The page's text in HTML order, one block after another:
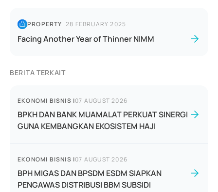
PROPERTY|28 FEBRUARY 2025
Facing Another Year of Thinner NIMM
BERITA TERKAIT
EKONOMI BISNIS |07 AUGUST 2026
BPKH DAN BANK MUAMALAT PERKUAT SINERGI
GUNA KEMBANGKAN EKOSISTEM HAJI
EKONOMI BISNIS |07 AUGUST 2026
BPH MIGAS DAN BPSDM ESDM SIAPKAN
PENGAWAS DISTRIBUSI BBM SUBSIDI